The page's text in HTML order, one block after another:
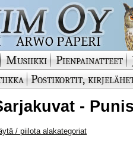
Musiikki Pienpainatteet
Postikortit,
-
/ piilota alakategoriat